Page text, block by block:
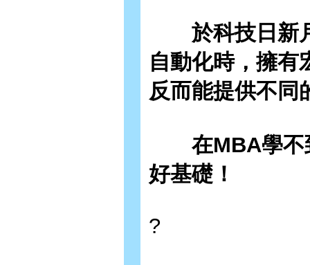
於科技日新月
自動化時，擁有
反而能提供不同
在MBA學不
好基礎！
?